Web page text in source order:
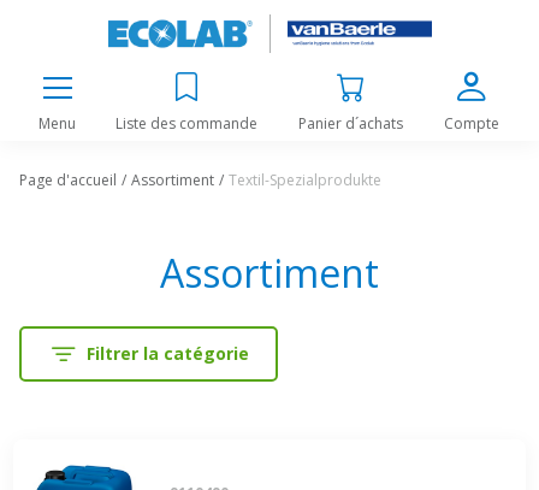
Menu Liste des commande Panier d´achats Compte
Page d'accueil Assortiment Textil-Spezialprodukte
Assortiment
Filtrer la catégorie